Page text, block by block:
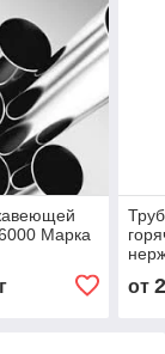
Марка
от